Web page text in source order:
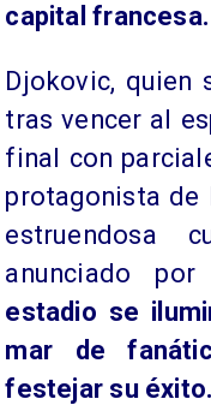
capital francesa.
Djokovic, quien
tras vencer al
final con
protagonista de
estruendosa
anunciado
estadio se
mar de
festejar su éxito.